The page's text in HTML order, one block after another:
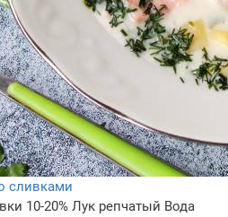
сливками
10-20% Лук репчатый Вода